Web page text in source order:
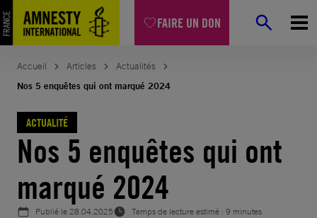
FAIRE UN DON
Aller
au
contenu
Accueil Articles
Actualités
Nos 5 enquêtes qui ont marqué 2024
ACTUALITÉ
Nos 5 enquêtes qui ont
marqué 2024
Publié le28.04.2025 Temps de lecture estimé : 9 minutes